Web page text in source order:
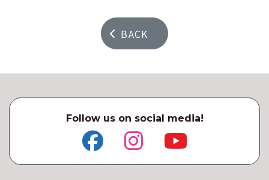
BACK
Follow us on social media!